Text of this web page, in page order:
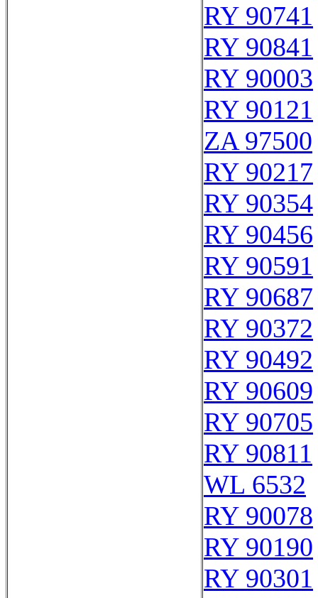
RY 90741
RY 90841
RY 90003
RY 90121
ZA 97500
RY 90217
RY 90354
RY 90456
RY 90591
RY 90687
RY 90372
RY 90492
RY 90609
RY 90705
RY 90811
WL 6532
RY 90078
RY 90190
RY 90301